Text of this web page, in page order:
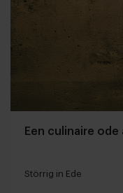
Een culinaire ode
Störrig in Ede